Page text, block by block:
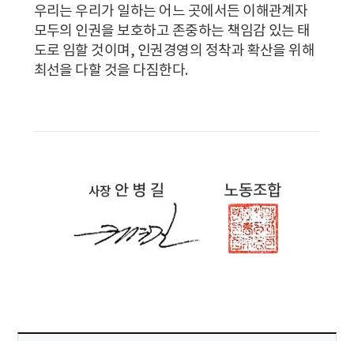
우리는 우리가 일하는 어느 곳에서든 이해관계자
모두의 인권을 보호하고 존중하는 책임감 있는 태
도로 임할 것이며, 인권경영의 정착과 확산을 위해
최선을 다할 것을 다짐한다.